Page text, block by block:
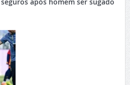
após homem ser sugado